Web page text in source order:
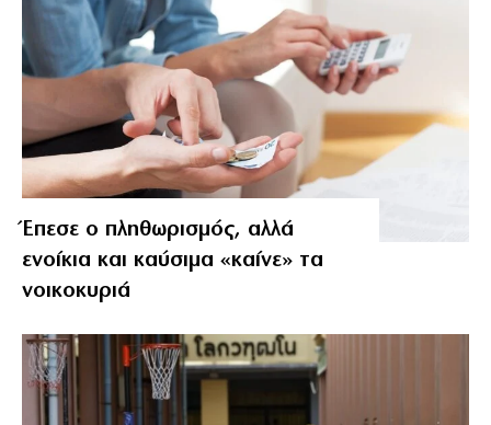
Έπεσε ο πληθωρισμός, αλλά
ενοίκια και καύσιμα «καίνε» τα
νοικοκυριά